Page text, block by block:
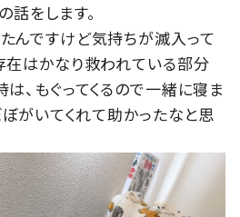
話をします。
んですけど気持ちが滅入って
在はかなり救われている部分
、もぐってくるので一緒に寝ま
ぼがいてくれて助かったなと思